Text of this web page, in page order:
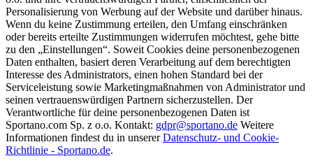
Personalisierung von Werbung auf der Website und darüber hinaus.
Wenn du keine Zustimmung erteilen, den Umfang einschränken
oder bereits erteilte Zustimmungen widerrufen möchtest, gehe bitte
zu den „Einstellungen“. Soweit Cookies deine personenbezogenen
Daten enthalten, basiert deren Verarbeitung auf dem berechtigten
Interesse des Administrators, einen hohen Standard bei der
Serviceleistung sowie Marketingmaßnahmen von Administrator und
seinen vertrauenswürdigen Partnern sicherzustellen. Der
Verantwortliche für deine personenbezogenen Daten ist
Sportano.com Sp. z o.o. Kontakt: gdpr@sportano.de Weitere
Informationen findest du in unsererDatenschutz- und Cookie-
Richtlinie - Sportano.de.